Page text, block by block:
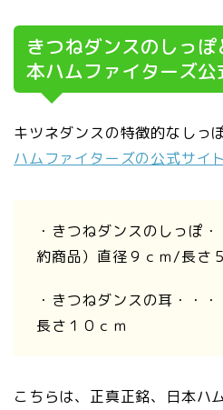
きつねダンスのしっ
本ハムファイターズ公
キツネダンスの特徴的なしっ
ハムファイターズの公式サイト
・きつねダンスのしっぽ・
約商品）直径９ｃｍ/長さ
・きつねダンスの耳・・・
長さ１０ｃｍ
こちらは、正真正銘、日本ハ